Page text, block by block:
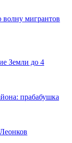
волну мигрантов
Земли до 4
прабабушка